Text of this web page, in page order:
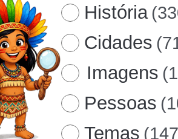
História
Cidades
Imagens
Pessoas
Temas